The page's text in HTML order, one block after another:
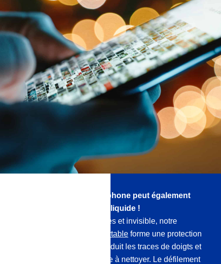
Et l’écran de votre smartphone peut également
être protégé par du verre liquide !
Totalement exempt de bulles et invisible, notre
scellant pour téléphone portable forme une protection
contre les micro-rayures, réduit les traces de doigts et
la surface devient très facile à nettoyer. Le défilement